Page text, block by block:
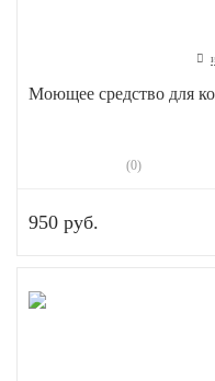
Моющее средство для
(0)
950 руб.